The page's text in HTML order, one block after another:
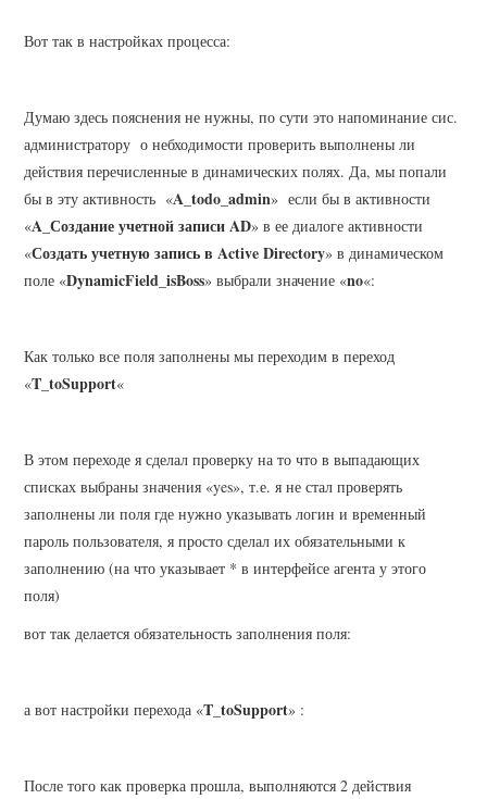
Вот так в настройках процесса:
Думаю здесь пояснения не нужны, по сути это напоминание сис.
администратору о небходимости проверить выполнены ли
действия перечисленные в динамических полях. Да, мы попали
бы в эту активность «A_todo_admin» если бы в активности
«A_Создание учетной записи AD» в ее диалоге активности
«Создать учетную запись в Active Directory» в динамическом
поле «DynamicField_isBoss» выбрали значение «no«:
Как только все поля заполнены мы переходим в переход
«T_toSupport«
В этом переходе я сделал проверку на то что в выпадающих
списках выбраны значения «yes», т.е. я не стал проверять
заполнены ли поля где нужно указывать логин и временный
пароль пользователя, я просто сделал их обязательными к
заполнению (на что указывает * в интерфейсе агента у этого
поля)
вот так делается обязательность заполнения поля:
а вот настройки перехода «T_toSupport» :
После того как проверка прошла, выполняются 2 действия